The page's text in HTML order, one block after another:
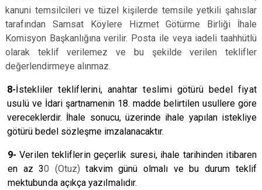
kanuni temsilcileri ve tüzel kişilerde temsile yetkili şahıslar
tarafından Samsat Köylere Hizmet Götürme Birliği İhale
Komisyon Başkanlığına verilir. Posta ile veya iadeli taahhütlü
olarak teklif verilemez ve bu şekilde verilen teklifler
değerlendirmeye alınmaz.
8-İstekliler tekliflerini, anahtar teslimi götürü bedel fiyat
usulüve İdari şartnamenin 18. madde belirtilen usullere göre
vereceklerdir. İhale sonucu, üzerinde ihale yapılan istekliye
götürü bedel sözleşme imzalanacaktır.
9- Verilen tekliflerin geçerlik suresi, ihale tarihinden itibaren
en az 30 (Otuz) takvim günü olmalı ve bu durum teklif
mektubunda açıkça yazılmalıdır.